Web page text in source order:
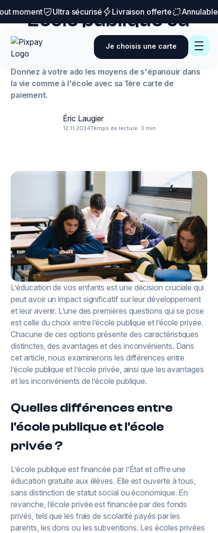
moment Ultra sécurisé Livraison offerte Annulable
Je choisis une carte
Conseils et astuces
Ecole publique ou
privée : que choisir
pour votre enfant ?
Donnez à votre ado les moyens de s'épanouir dans
la vie comme à l'école avec sa 1ère carte de
paiement.
Éric Laugier
12.11.2024Temps de lecture :3 min
L’éducation de vos enfants est une décision cruciale qui
peut avoir un impact significatif sur leur développement
et leur avenir. L’une des premières questions qui se pose
est celle du choix entre l’école publique et l’école privée.
Chacune de ces options présente des caractéristiques
distinctes, des avantages et des inconvénients. Dans
cet article, nous examinerons les différences entre
l’école publique et l’école privée, ainsi que les avantages
et les inconvénients de l’école publique.
Quelles différences entre
l'école publique et l'école
privée ?
L’école publique est financée par l’État et offre une
éducation gratuite aux élèves. Elle est ouverte à tous,
sans distinction de statut social ou économique. En
revanche, l’école privée est financée par des fonds
privés, tels que les frais de scolarité payés par les
parents, les dons ou les subventions. Les écoles privées